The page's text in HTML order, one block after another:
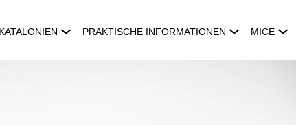
PRAKTISCHE INFORMATIONEN MICE